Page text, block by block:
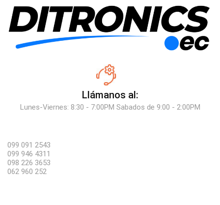
Llámanos al:
Lunes-Viernes: 8:30 - 7:00PM Sabados de 9:00 - 2:00PM
099 091 2543
099 946 4311
098 226 3653
062 960 252